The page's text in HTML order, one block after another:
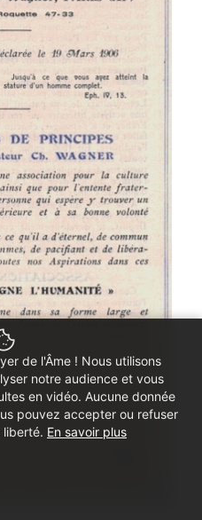
de l'Âme ! Nous utilisons
notre audience et vous
en vidéo. Aucune donnée
pouvez accepter ou refuser
liberté. En savoir plus